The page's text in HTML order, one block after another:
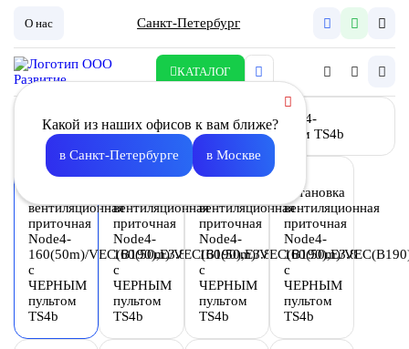
О нас Санкт-Петербург
КАТАЛОГ
Какой из наших офисов к вам ближе?
в Санкт-Петербурге в Москве